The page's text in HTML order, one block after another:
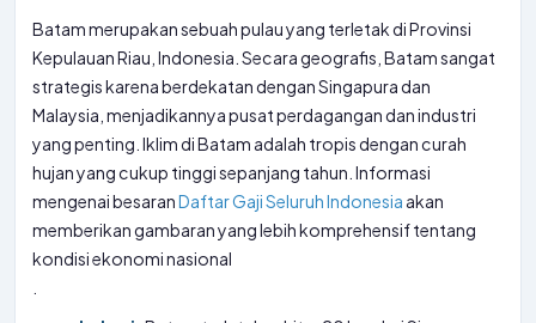
Batam merupakan sebuah pulau yang terletak di Provinsi
Kepulauan Riau, Indonesia. Secara geografis, Batam sangat
strategis karena berdekatan dengan Singapura dan
Malaysia, menjadikannya pusat perdagangan dan industri
yang penting. Iklim di Batam adalah tropis dengan curah
hujan yang cukup tinggi sepanjang tahun. Informasi
mengenai besaranDaftar Gaji Seluruh Indonesia akan
memberikan gambaran yang lebih komprehensif tentang
kondisi ekonomi nasional